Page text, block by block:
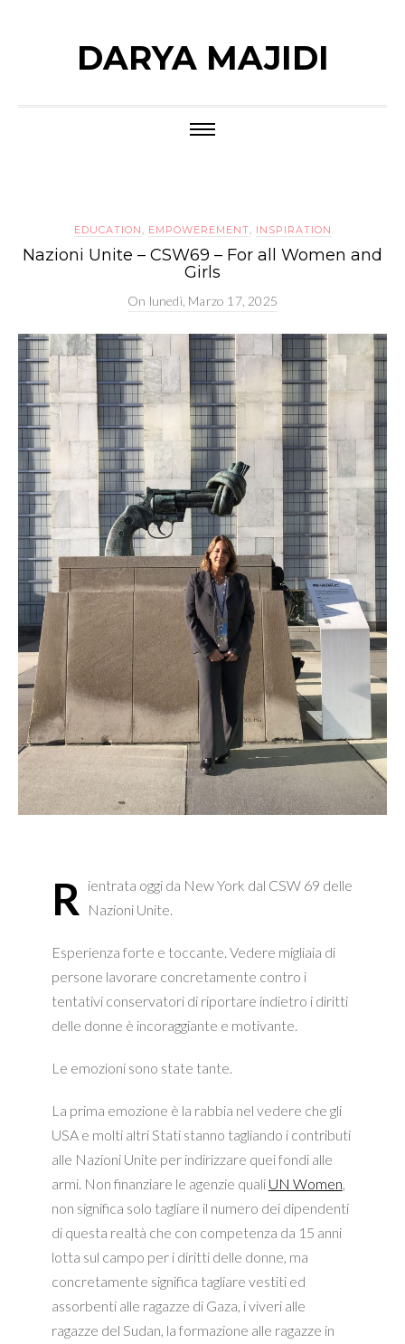
DARYA MAJIDI
EDUCATION , EMPOWEREMENT, INSPIRATION
Nazioni Unite – CSW69 – For all Women and
Girls
On lunedì, Marzo 17, 2025
R ientrata oggi da New York dal CSW 69 delle
Nazioni Unite.
Esperienza forte e toccante. Vedere migliaia di
persone lavorare concretamente contro i
tentativi conservatori di riportare indietro i diritti
delle donne è incoraggiante e motivante.
Le emozioni sono state tante.
La prima emozione è la rabbia nel vedere che gli
USA e molti altri Stati stanno tagliando i contributi
alle Nazioni Unite per indirizzare quei fondi alle
armi. Non finanziare le agenzie quali UN Women
non significa solo tagliare il numero dei dipendenti
di questa realtà che con competenza da 15 anni
lotta sul campo per i diritti delle donne, ma
concretamente significa tagliare vestiti ed
assorbenti alle ragazze di Gaza, i viveri alle
ragazze del Sudan, la formazione alle ragazze in